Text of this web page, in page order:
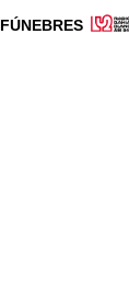
FÚNEBRES